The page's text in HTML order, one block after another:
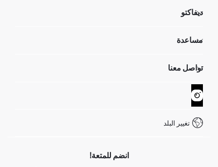
ديفاكتو
تعرف علينا
GIFT CLUB
مساعدة
عمليات الارجاع و الاستبدال السهلة
تتبع الشحنة
كيف يمكنك التسوق في ديفاكتو ؟
تواصل معنا
نموذج الاتصال
خدمة العملاء
تغيير البلد
انضم للمتعة!